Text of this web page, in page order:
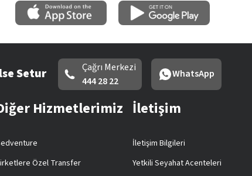
Setur
Çağrı Merkezi
444 28 22
WhatsApp
Hizmetlerimiz
Özel Transfer
İletişim
İletişim Bilgileri
Yetkili Seyahat Acenteleri